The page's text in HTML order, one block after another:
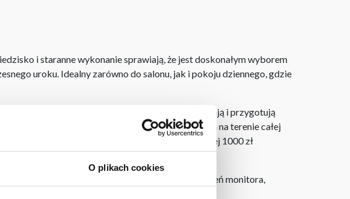
O plikach cookies
i staranne wykonanie sprawiają, że jest doskonałym wyborem
uroku. Idealny zarówno do salonu, jak i pokoju dziennego, gdzie
programu Planer 3D bezpłatnie zaprojektują i przygotują
stacjonarnym dostarczymy do 3 dni roboczych na terenie całej
całego kraju. Wszystkie zamówienia powyżej 1000 zł
się od widocznych na ekranie, zależnie od ustawień monitora,